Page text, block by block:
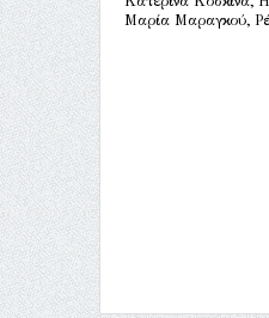
Μαρία Μαραγκού,